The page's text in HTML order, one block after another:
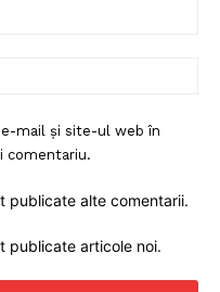
mail și site-ul web în
comentariu.
publicate alte comentarii.
publicate articole noi.